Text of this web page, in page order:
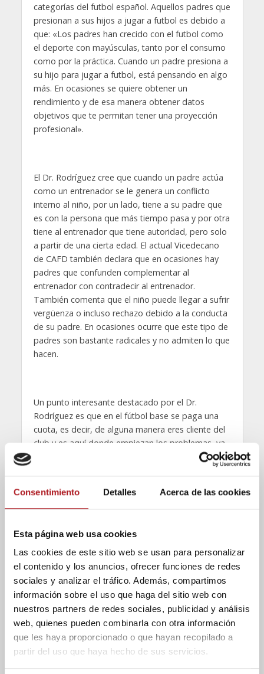
Consentimiento Detalles Acerca de las cookies
Esta página web usa cookies
Las cookies de este sitio web se usan para personalizar
el contenido y los anuncios, ofrecer funciones de redes
sociales y analizar el tráfico. Además, compartimos
información sobre el uso que haga del sitio web con
nuestros partners de redes sociales, publicidad y análisis
web, quienes pueden combinarla con otra información
que les haya proporcionado o que hayan recopilado a
partir del uso que haya hecho de sus servicios.
categorías del futbol español. Aquellos padres que
presionan a sus hijos a jugar a futbol es debido a
que: «Los padres han crecido con el futbol como
el deporte con mayúsculas, tanto por el consumo
como por la práctica. Cuando un padre presiona a
su hijo para jugar a futbol, está pensando en algo
más. En ocasiones se quiere obtener un
rendimiento y de esa manera obtener datos
objetivos que te permitan tener una proyección
profesional».
El Dr. Rodríguez cree que cuando un padre actúa
como un entrenador se le genera un conflicto
interno al niño, por un lado, tiene a su padre que
es con la persona que más tiempo pasa y por otra
tiene al entrenador que tiene autoridad, pero solo
a partir de una cierta edad. El actual Vicedecano
de CAFD también declara que en ocasiones hay
padres que confunden complementar al
entrenador con contradecir al entrenador.
También comenta que el niño puede llegar a sufrir
vergüenza o incluso rechazo debido a la conducta
de su padre. En ocasiones ocurre que este tipo de
padres son bastante radicales y no admiten lo que
hacen.
Un punto interesante destacado por el Dr.
Rodríguez es que en el fútbol base se paga una
cuota, es decir, de alguna manera eres cliente del
club y es aquí donde empiezan los problemas, ya
que si dos personas pagan lo mismo, ¿por qué el
mío juega menos? En estos términos se tiene que
pasarlo bien o por el contrario para competir.
temporadas, llegando a militar en primera división,
piensa que cuando empezó con 14 años pitando a
juveniles se «apretaba» más que ahora, en
especial porque en los años 80 había mucha más
gente que iba a los campos de futbol. Comenta
que al principio cuesta ya que eres el centro de
actuación y no te gusta que se metan contigo,
pero al final te abstraes, además también sabes
que todo lo que hagas dentro va a tener